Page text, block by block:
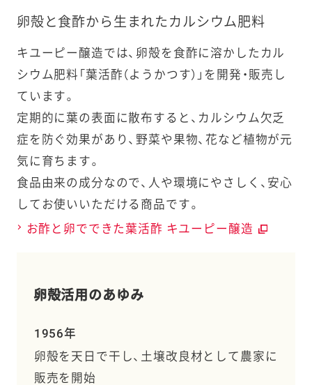
卵殻と食酢から生まれたカルシウム肥料
キユーピー醸造では、卵殻を食酢に溶かしたカル
シウム肥料「葉活酢（ようかつす）」を開発・販売し
ています。
定期的に葉の表面に散布すると、カルシウム欠乏
症を防ぐ効果があり、野菜や果物、花など植物が元
気に育ちます。
食品由来の成分なので、人や環境にやさしく、安心
してお使いいただける商品です。
お酢と卵でできた葉活酢 キユーピー醸造
卵殻活用のあゆみ
1956年
卵殻を天日で干し、土壌改良材として農家に
販売を開始